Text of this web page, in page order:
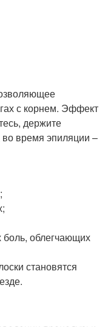
с корнем. Эффект
держите
время эпиляции –
облегчающих
становятся